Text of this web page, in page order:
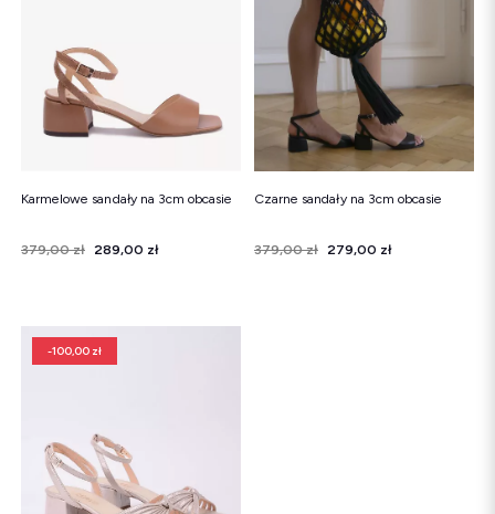
Karmelowe sandały na 3cm obcasie
Cena
Cena regularna
379,00 zł 289,00 zł
Czarne sandały na 3cm obcasie
Cena
Cena regularna
379,00 zł 279,00 zł
-100,00 zł